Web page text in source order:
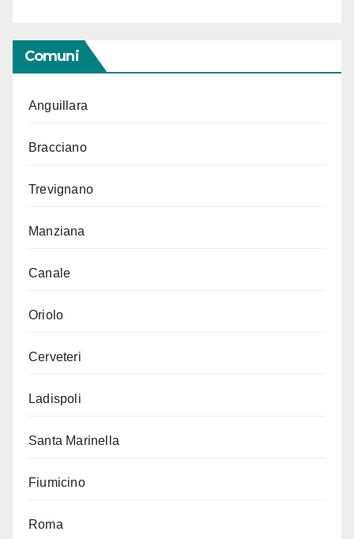
Comuni
Anguillara
Bracciano
Trevignano
Manziana
Canale
Oriolo
Cerveteri
Ladispoli
Santa Marinella
Fiumicino
Roma